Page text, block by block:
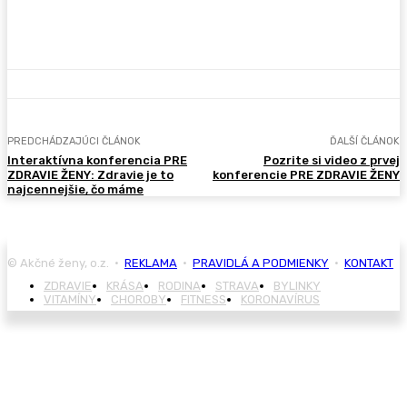
PREDCHÁDZAJÚCI ČLÁNOK
Interaktívna konferencia PRE
ZDRAVIE ŽENY: Zdravie je to
najcennejšie, čo máme
ĎALŠÍ ČLÁNOK
Pozrite si video z prvej
konferencie PRE ZDRAVIE ŽENY
© Akčné ženy, o.z. • REKLAMA • PRAVIDLÁ A PODMIENKY • KONTAKT
ZDRAVIE
KRÁSA RODINA STRAVA
BYLINKY
VITAMÍNY
CHOROBY FITNESS KORONAVÍRUS